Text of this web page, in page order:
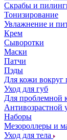
Скрабы и
Тонизирование
Увлажнение и
Крем
Сыворотки
Маски
Патчи
Пэды
Для кожи вокруг
Уход для губ
Для проблемной
Антивозрастной
Наборы
Мезороллеры и
Уход для тела